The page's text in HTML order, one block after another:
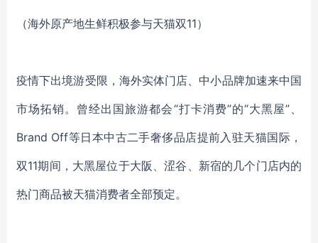
（海外原产地生鲜积极参与天猫双11）
疫情下出境游受限，海外实体门店、中小品牌加速来中国
市场拓销。曾经出国旅游都会“打卡消费”的“大黑屋”、
Brand Off等日本中古二手奢侈品店提前入驻天猫国际，
双11期间， 大黑屋位于大阪、涩谷、新宿的几个门店内的
热门商品被天猫消费者全部预定。